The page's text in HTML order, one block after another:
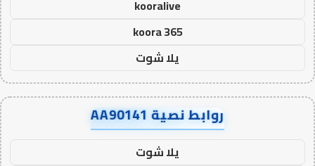
kooralive
koora 365
يلا شوت
روابط نصية AA90141
يلا شوت